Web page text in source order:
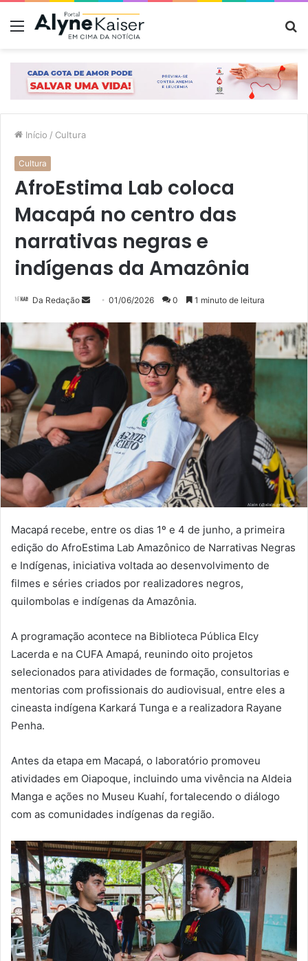
Menu
Início / Cultura
Cultura
AfroEstima Lab coloca
Macapá no centro das
narrativas negras e
indígenas da Amazônia
Da Redação
Mande
e-
mail
01/06/2026 0 1 minuto de leitura
Macapá recebe, entre os dias 1º e 4 de junho, a primeira
edição do AfroEstima Lab Amazônico de Narrativas Negras
e Indígenas, iniciativa voltada ao desenvolvimento de
filmes e séries criados por realizadores negros,
quilombolas e indígenas da Amazônia.
A programação acontece na Biblioteca Pública Elcy
Lacerda e na CUFA Amapá, reunindo oito projetos
selecionados para atividades de formação, consultorias e
mentorias com profissionais do audiovisual, entre eles a
cineasta indígena Karkará Tunga e a realizadora Rayane
Penha.
Antes da etapa em Macapá, o laboratório promoveu
atividades em Oiapoque, incluindo uma vivência na Aldeia
Manga e ações no Museu Kuahí, fortalecendo o diálogo
com as comunidades indígenas da região.